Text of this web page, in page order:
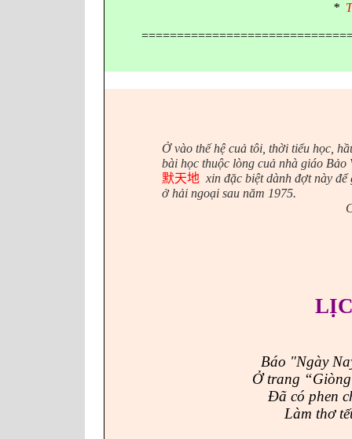
*
Ở vào thế hệ cuả tôi, thời tiểu học,
bài học thuộc lòng cuả nhà giáo
默天地 xin đặc biệt dành đợt này
ở hải ngoại sau năm 1975.
Báo "Ngày
Ở trang
Đã có phen
Làm thơ